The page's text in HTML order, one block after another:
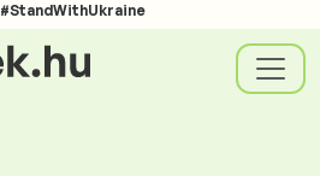
#StandWithUkraine